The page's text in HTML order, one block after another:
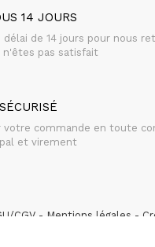
14 JOURS
délai de 14 jours pour nous
n'êtes pas satisfait
votre commande en toute
et virement
CGV Mentions légales